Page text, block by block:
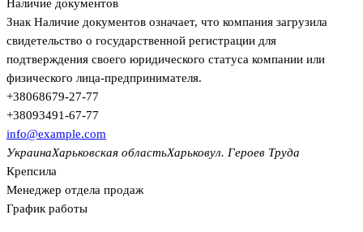
Наличие документов
Знак Наличие документов означает, что компания загрузила
свидетельство о государственной регистрации для
подтверждения своего юридического статуса компании или
физического лица-предпринимателя.
+38068679-27-77
+38093491-67-77
info@example.com
УкраинаХарьковская областьХарьковул. Героев Труда
Крепсила
Менеджер отдела продаж
График работы